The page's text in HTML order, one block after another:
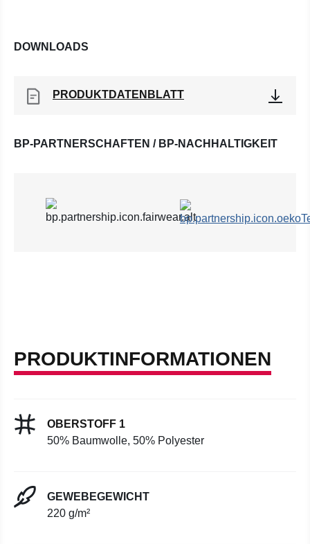
DOWNLOADS
PRODUKTDATENBLATT
BP-PARTNERSCHAFTEN / BP-NACHHALTIGKEIT
PRODUKTINFORMATIONEN
OBERSTOFF 1
50% Baumwolle, 50% Polyester
GEWEBEGEWICHT
220 g/m²